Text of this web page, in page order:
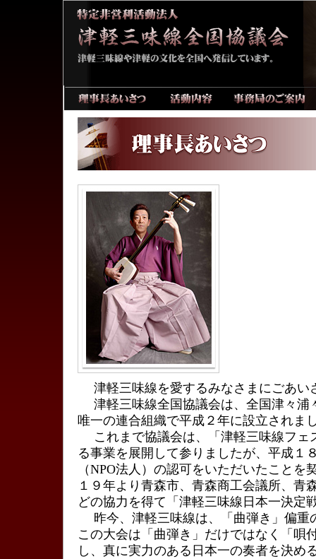
津軽三味線を愛するみなさまにごあい
津軽三味線全国協議会は、全国津々浦
唯一の連合組織で平成２年に設立されま
これまで協議会は、「津軽三味線フェ
る事業を展開して参りましたが、平成１
（NPO法人）の認可をいただいたこと
１９年より青森市、青森商工会議所、青
どの協力を得て「津軽三味線日本一決定
昨今、津軽三味線は、「曲弾き」偏重
この大会は「曲弾き」だけではなく「唄
し、真に実力のある日本一の奏者を決め